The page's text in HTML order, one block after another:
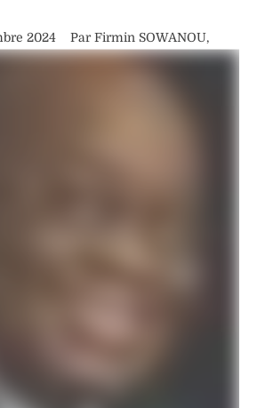
2024 Par Firmin SOWANOU,